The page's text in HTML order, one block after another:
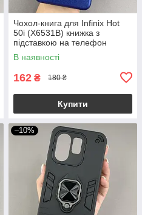
Чохол-книга для Infinix Hot
50i (X6531B) книжка з
підставкою на телефон
інфінікс хот 50і синя stn
В наявності
162 ₴ 180 ₴
Купити
–10%